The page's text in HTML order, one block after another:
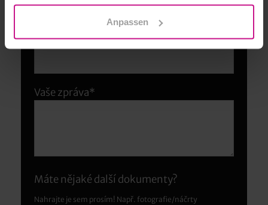
Anpassen
Společnost
Vaše zpráva*
Máte nějaké další dokumenty?
Nahrajte je sem prosím! Např. fotografie/náčrty